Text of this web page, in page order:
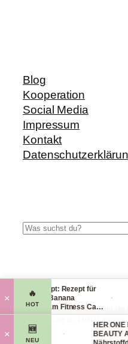
Blog
Kooperation
Social Media
Impressum
Kontakt
Suchen
© 2014-2026 fit-weltweit.de
× 🔥
HOT
Blitzrezept: Rezept für
leckere Banana
Nicecream Fitness Carb
Eiscream
× 🆕
NEU
Mask
HER ONE
BEAUTY